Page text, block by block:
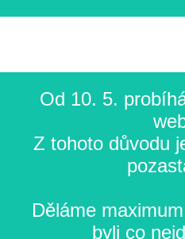
Od 10. 5.
Z tohoto důvodu
Děláme
byli co